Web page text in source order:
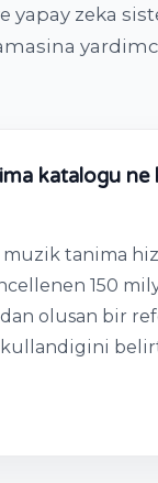
yapay zeka
katalogu ne
muzik tanima
150
olusan bir